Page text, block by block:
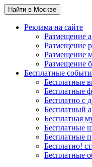
Найти в Москве
Реклама на сайте
Размещение
Размещение
Размещение
Размещение
Бесплатные
Бесплатные
Бесплатные
Бесплатно с
Бесплатный
Бесплатная
Бесплатные
Бесплатные
Бесплатно!
Бесплатные